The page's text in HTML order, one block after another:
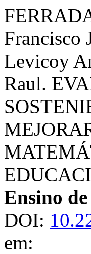
Levicoy
Raul.
Ensino
DOI:
em: